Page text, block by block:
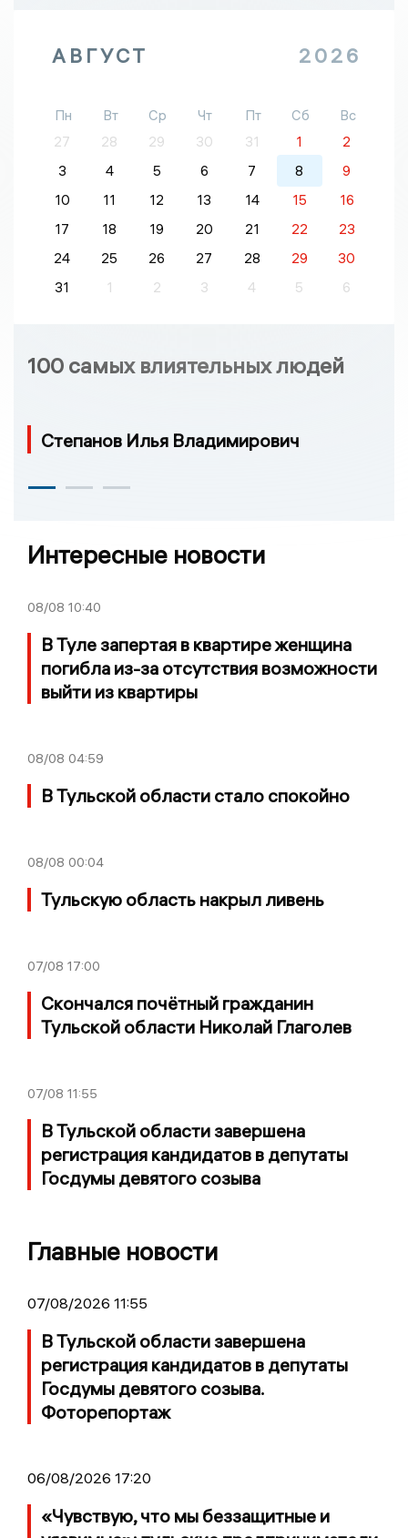
АВГУСТ 2026
Пн Вт Ср Чт Пт Сб
Вс
27
28 29 30 31 1
2
3
4 5 6 7 8
9
10
11 12 13 14 15
16
17
18 19 20 21 22
23
24
25 26 27 28 29
30
31
1 2 3 4 5 6
100 самых влиятельных людей
Степанов Илья Владимирович
Интересные новости
08/08 10:40
В Туле запертая в квартире женщина
погибла из-за отсутствия возможности
выйти из квартиры
08/08 04:59
В Тульской области стало спокойно
08/08 00:04
Тульскую область накрыл ливень
07/08 17:00
Скончался почётный гражданин
Тульской области Николай Глаголев
07/08 11:55
В Тульской области завершена
регистрация кандидатов в депутаты
Госдумы девятого созыва
Главные новости
07/08/2026 11:55
В Тульской области завершена
регистрация кандидатов в депутаты
Госдумы девятого созыва.
Фоторепортаж
06/08/2026 17:20
«Чувствую, что мы беззащитные и